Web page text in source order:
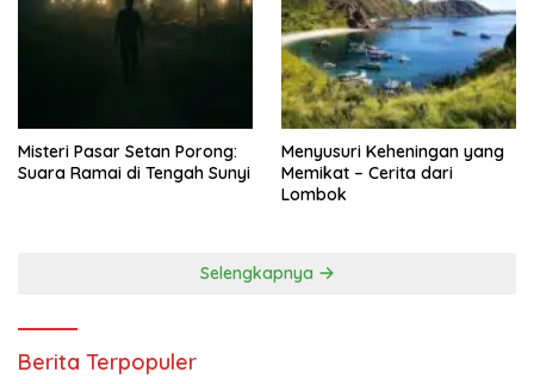
Misteri Pasar Setan Porong:
Suara Ramai di Tengah Sunyi
Menyusuri Keheningan yang
Memikat – Cerita dari
Lombok
Selengkapnya
Berita Terpopuler